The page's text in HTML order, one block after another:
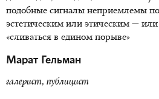
подобные сигналы неприемлемы
эстетическим или этическим —
«сливаться в едином порыве»
Марат Гельман
галерист, публицист